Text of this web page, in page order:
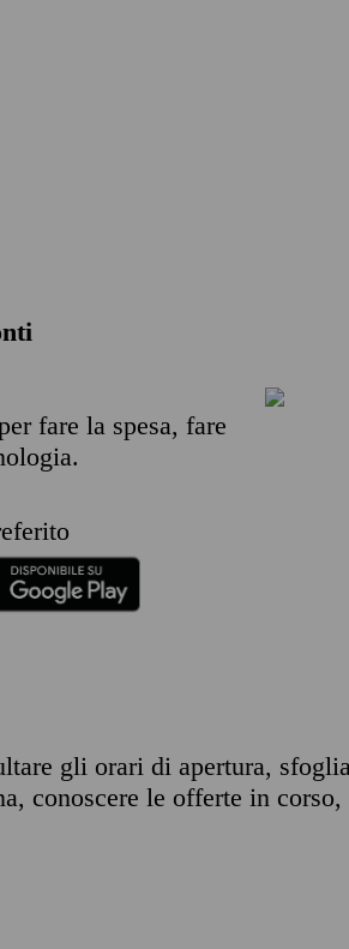
fare la spesa, fare
gli orari di apertura,
conoscere le offerte in corso,